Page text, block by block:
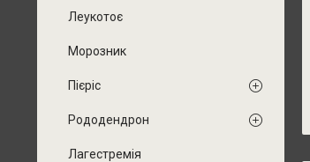
Леукотоє
Морозник
Пієріс
Рододендрон
Лагестремія